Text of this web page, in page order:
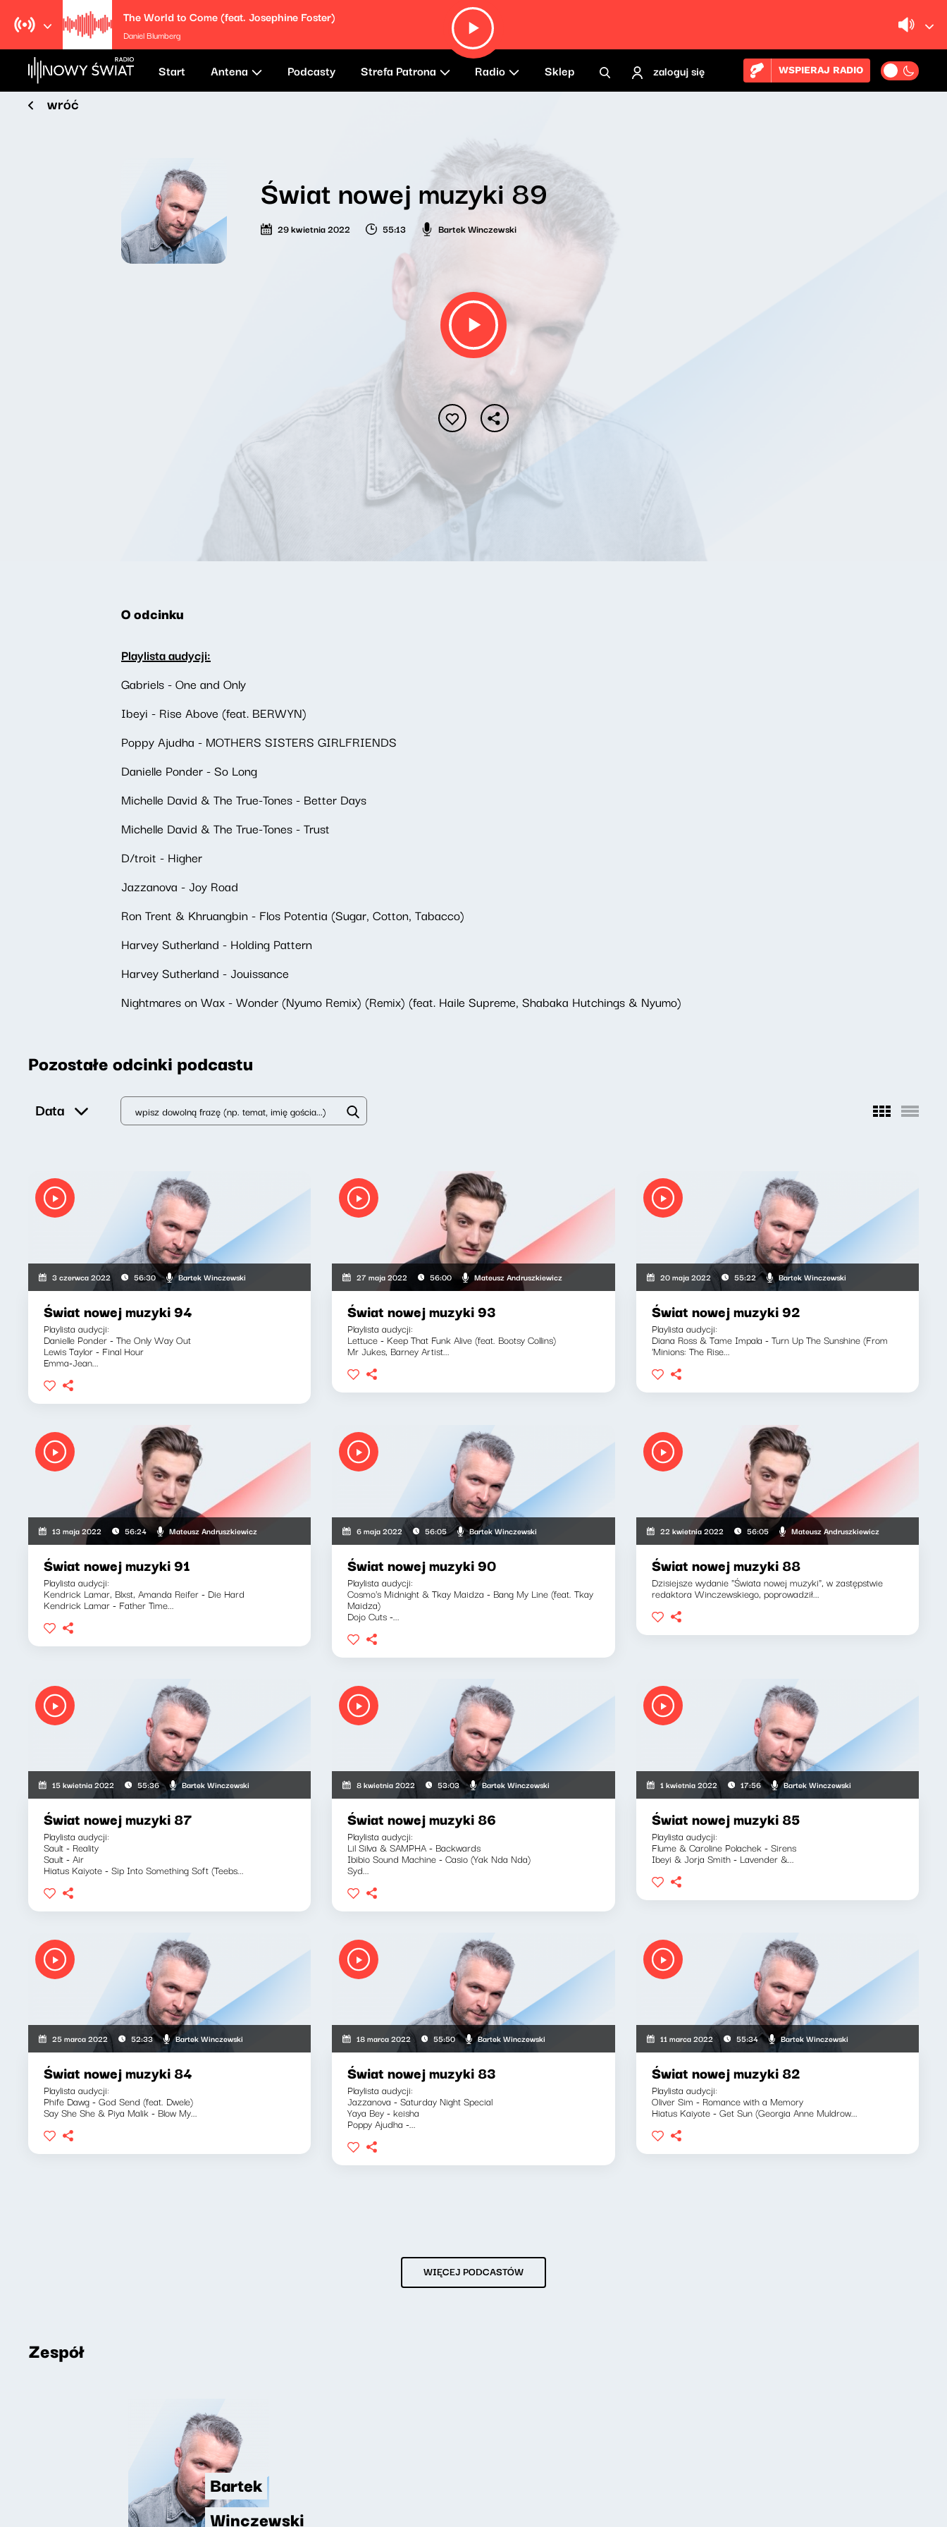
The World to Come (feat. Josephine Foster)
Daniel Blumberg
Start Antena Podcasty Strefa Patrona Radio Sklep zaloguj się WSPIERAJ RADIO
wróć
Świat nowej muzyki 89
29 kwietnia 2022 55:13 Bartek Winczewski
O odcinku
Playlista audycji:
Gabriels - One and Only
Ibeyi - Rise Above (feat. BERWYN)
Poppy Ajudha - MOTHERS SISTERS GIRLFRIENDS
Danielle Ponder - So Long
Michelle David & The True-Tones - Better Days
Michelle David & The True-Tones - Trust
D/troit - Higher
Jazzanova - Joy Road
Ron Trent & Khruangbin - Flos Potentia (Sugar, Cotton, Tabacco)
Harvey Sutherland - Holding Pattern
Harvey Sutherland - Jouissance
Nightmares on Wax - Wonder (Nyumo Remix) (Remix) (feat. Haile Supreme, Shabaka Hutchings & Nyumo)
Pozostałe odcinki podcastu
Data
3 czerwca 2022 56:30 Bartek Winczewski
Świat nowej muzyki 94
Playlista audycji:
Danielle Ponder - The Only Way Out
Lewis Taylor - Final Hour
Emma-Jean...
27 maja 2022 56:00 Mateusz Andruszkiewicz
Świat nowej muzyki 93
Playlista audycji:
Lettuce - Keep That Funk Alive (feat. Bootsy Collins)
Mr Jukes, Barney Artist...
20 maja 2022 55:22 Bartek Winczewski
Świat nowej muzyki 92
Playlista audycji:
Diana Ross & Tame Impala - Turn Up The Sunshine (From
'Minions: The Rise...
13 maja 2022 56:24 Mateusz Andruszkiewicz
Świat nowej muzyki 91
Playlista audycji:
Kendrick Lamar, Blxst, Amanda Reifer - Die Hard
Kendrick Lamar - Father Time...
6 maja 2022 56:05 Bartek Winczewski
Świat nowej muzyki 90
Playlista audycji:
Cosmo's Midnight & Tkay Maidza - Bang My Line (feat. Tkay
Maidza)
Dojo Cuts -...
22 kwietnia 2022 56:05 Mateusz Andruszkiewicz
Świat nowej muzyki 88
Dzisiejsze wydanie "Świata nowej muzyki", w zastępstwie
redaktora Winczewskiego, poprowadził...
15 kwietnia 2022 55:36 Bartek Winczewski
Świat nowej muzyki 87
Playlista audycji:
Sault - Reality
Sault - Air
Hiatus Kaiyote - Sip Into Something Soft (Teebs...
8 kwietnia 2022 53:03 Bartek Winczewski
Świat nowej muzyki 86
Playlista audycji:
Lil Silva & SAMPHA - Backwards
Ibibio Sound Machine - Casio (Yak Nda Nda)
Syd...
1 kwietnia 2022 17:56 Bartek Winczewski
Świat nowej muzyki 85
Playlista audycji:
Flume & Caroline Polachek - Sirens
Ibeyi & Jorja Smith - Lavender &...
25 marca 2022 52:33 Bartek Winczewski
Świat nowej muzyki 84
Playlista audycji:
Phife Dawg - God Send (feat. Dwele)
Say She She & Piya Malik - Blow My...
18 marca 2022 55:50 Bartek Winczewski
Świat nowej muzyki 83
Playlista audycji:
Jazzanova - Saturday Night Special
Yaya Bey - keisha
Poppy Ajudha -...
11 marca 2022 55:34 Bartek Winczewski
Świat nowej muzyki 82
Playlista audycji:
Oliver Sim - Romance with a Memory
Hiatus Kaiyote - Get Sun (Georgia Anne Muldrow...
WIĘCEJ PODCASTÓW
Zespół
Bartek
Winczewski